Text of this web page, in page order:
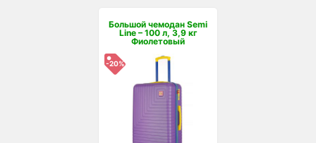
Большой чемодан Semi
Line – 100 л, 3,9 кг
Фиолетовый
-20%